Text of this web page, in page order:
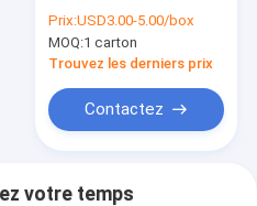
excavatrice avec
résistance à la
pression et à la
standard pour
machines de
Prix:USD3.00-5.00/box
MOQ:1 carton
Trouvez les derniers prix
Contactez
votre temps